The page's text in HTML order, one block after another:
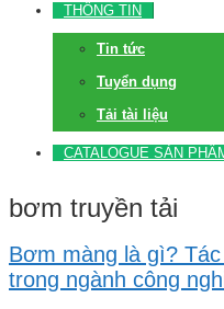
THÔNG TIN
Tin tức
Tuyển dụng
Tải tài liệu
CATALOGUE SẢN
bơm truyền tải
Bơm màng là gì?
trong ngành công